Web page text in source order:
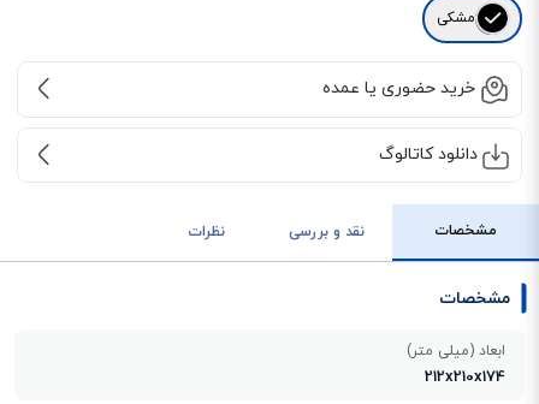
مشکی
خرید حضوری یا عمده
دانلود کاتالوگ
مشخصات نقد و بررسی نظرات
مشخصات
ابعاد (میلی متر)
212x210x174